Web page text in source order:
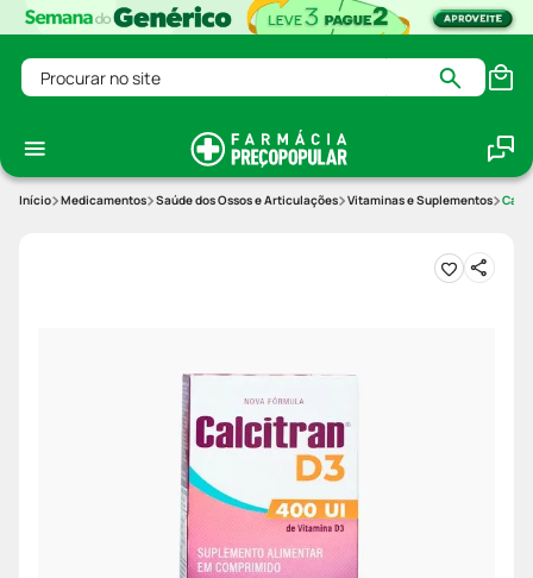
Procurar no site
Medicamentos Saúde dos Ossos e Articulações Vitaminas e Suplementos